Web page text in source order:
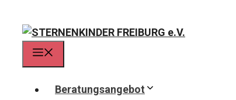
Beratungsangebot